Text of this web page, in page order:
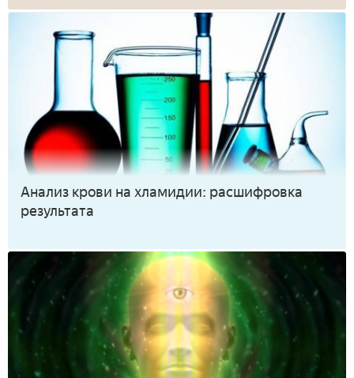
Анализ крови на хламидии: расшифровка
результата